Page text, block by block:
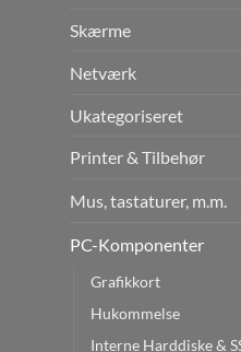
Skærme
Netværk
Ukategoriseret
Printer & Tilbehør
Mus, tastaturer, m.m.
PC-Komponenter
Grafikkort
Hukommelse
Interne Harddiske &